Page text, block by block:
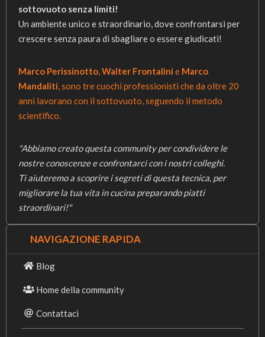
sottovuoto senza limiti!
Un ambiente unico e straordinario, dove confrontarsi per
crescere senza paura di sbagliare o essere giudicati!
Marco Perissinotto,Walter Frontalini e Marco
Mandaliti, sono tre cuochi professionisti che da oltre 20
anni lavorano con il sottovuoto, seguendo il metodo
scientifico.
"Abbiamo creato questa community per condividere le
nostre conoscenze e confrontarci con i nostri colleghi.
Ti aiuteremo a scoprire i segreti di questa tecnica, per
migliorare la tua vita in cucina preparando piatti
straordinari!"
NAVIGAZIONE RAPIDA
Blog
Home della community
Contattaci